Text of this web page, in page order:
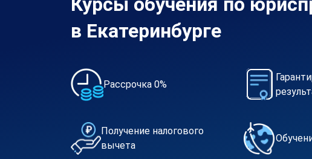
в Екатеринбурге
Рассрочка 0%
Получение налогового
вычета